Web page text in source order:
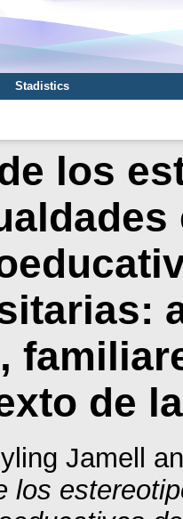
Stadistics
los
de
Jamell
los